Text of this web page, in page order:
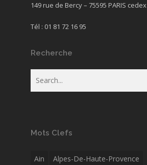
149 rue de Bercy – 75595 PARIS
Tél : 01 81 72 16 95
Recherche
Mots Clefs
Ain
Alpes-De-Haute-Provence